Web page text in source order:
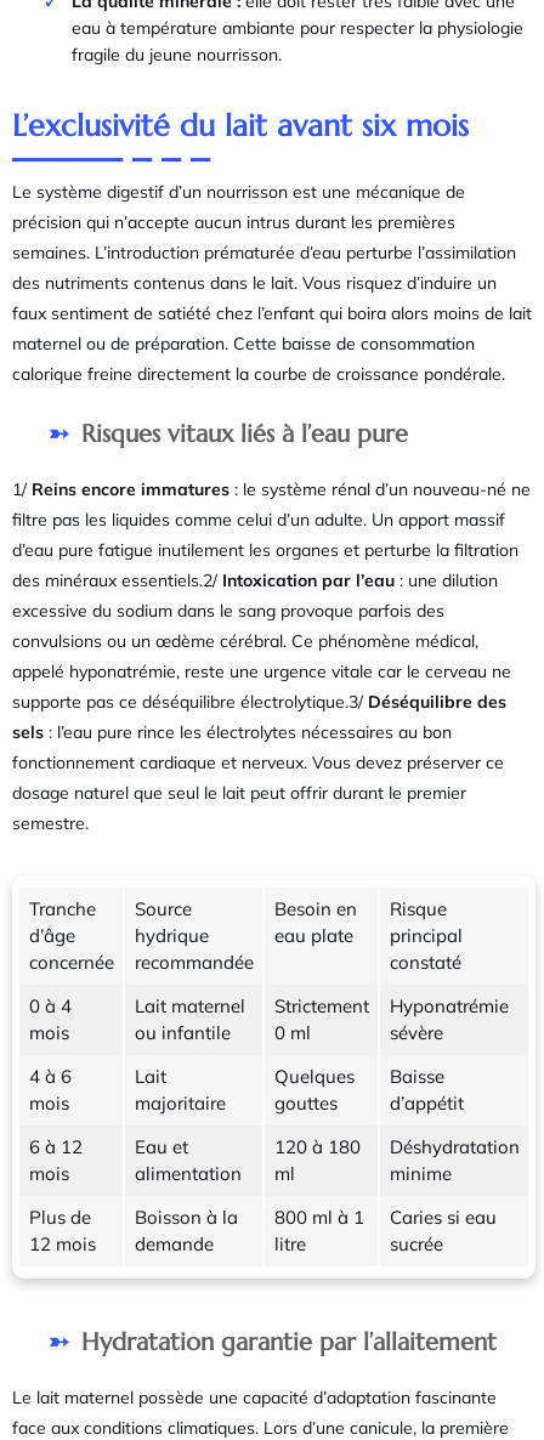
eau à température ambiante pour respecter la physiologie
fragile du jeune nourrisson.
L’exclusivité du lait avant six mois
Le système digestif d’un nourrisson est une mécanique de
précision qui n’accepte aucun intrus durant les premières
semaines. L’introduction prématurée d’eau perturbe l’assimilation
des nutriments contenus dans le lait. Vous risquez d’induire un
faux sentiment de satiété chez l’enfant qui boira alors moins de lait
maternel ou de préparation. Cette baisse de consommation
calorique freine directement la courbe de croissance pondérale.
Risques vitaux liés à l’eau pure
1/ Reins encore immatures : le système rénal d’un nouveau-né ne
filtre pas les liquides comme celui d’un adulte. Un apport massif
d’eau pure fatigue inutilement les organes et perturbe la filtration
des minéraux essentiels.2/ Intoxication par l’eau : une dilution
excessive du sodium dans le sang provoque parfois des
convulsions ou un œdème cérébral. Ce phénomène médical,
appelé hyponatrémie, reste une urgence vitale car le cerveau ne
supporte pas ce déséquilibre électrolytique.3/ Déséquilibre des
sels : l’eau pure rince les électrolytes nécessaires au bon
fonctionnement cardiaque et nerveux. Vous devez préserver ce
dosage naturel que seul le lait peut offrir durant le premier
semestre.
Tranche
d’âge
concernée
Source
hydrique
recommandée
Besoin en
eau plate
Risque
principal
constaté
0 à 4
mois
Lait maternel
ou infantile
Strictement
0 ml
Hyponatrémie
sévère
4 à 6
mois
Lait
majoritaire
Quelques
gouttes
Baisse
d’appétit
6 à 12
mois
Eau et
alimentation
120 à 180
ml
Déshydratation
minime
Plus de
12 mois
Boisson à la
demande
800 ml à 1
litre
Caries si eau
sucrée
Hydratation garantie par l’allaitement
Le lait maternel possède une capacité d’adaptation fascinante
face aux conditions climatiques. Lors d’une canicule, la première